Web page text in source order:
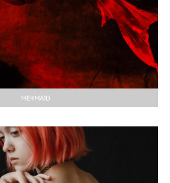
MERMAID